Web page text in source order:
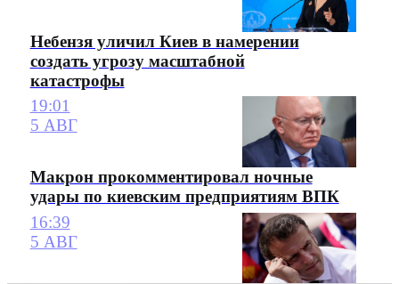
Небензя уличил Киев в намерении
создать угрозу масштабной
катастрофы
19:01
5 АВГ
Макрон прокомментировал ночные
удары по киевским предприятиям ВПК
16:39
5 АВГ